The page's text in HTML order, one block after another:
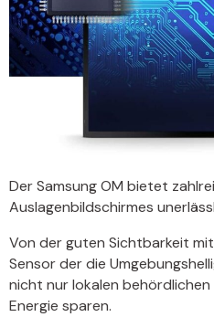
Der Samsung OM bietet
Auslagenbildschirmes
Von der guten Sichtbarkeit
Sensor der die
nicht nur lokalen
Energie sparen.